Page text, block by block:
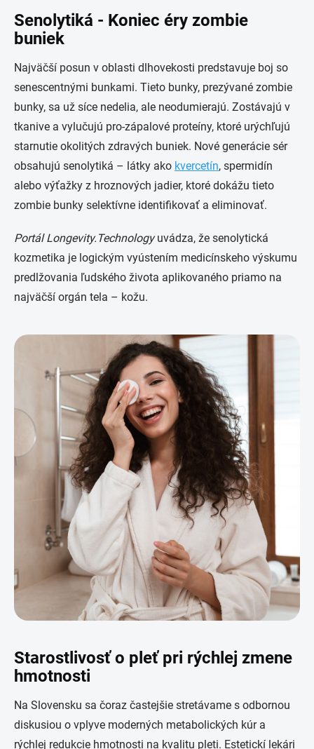
Senolytiká - Koniec éry zombie
buniek
Najväčší posun v oblasti dlhovekosti predstavuje boj so
senescentnými bunkami. Tieto bunky, prezývané zombie
bunky, sa už síce nedelia, ale neodumierajú. Zostávajú v
tkanive a vylučujú pro-zápalové proteíny, ktoré urýchľujú
starnutie okolitých zdravých buniek. Nové generácie sér
obsahujú senolytiká – látky ako kvercetín, spermidín
alebo výťažky z hroznových jadier, ktoré dokážu tieto
zombie bunky selektívne identifikovať a eliminovať.
Portál Longevity.Technologyuvádza, že senolytická
kozmetika je logickým vyústením medicínskeho výskumu
predlžovania ľudského života aplikovaného priamo na
najväčší orgán tela – kožu.
Starostlivosť o pleť pri rýchlej zmene
hmotnosti
Na Slovensku sa čoraz častejšie stretávame s odbornou
diskusiou o vplyve moderných metabolických kúr a
rýchlej redukcie hmotnosti na kvalitu pleti. Estetickí lekári